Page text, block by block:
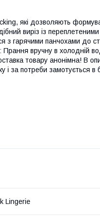
які дозволяють
виріз із
з гарячими панчохами до
вручну в холодній
товару анонімна! В
за потреби замотується в
Lingerie